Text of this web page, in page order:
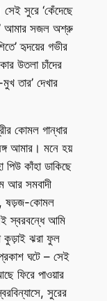
সেই সুরে ‘কেঁদেছে
আমার সজল অশ্রু
হৃদয়ের গভীর
উতলা চাঁদের
তার’ দেখার
কোমল গান্ধার
আমার। মনে হয়
কাঁহা ডাকিছে
আর সমবাদী
ষড়জ-কোমল
স্বরবন্ধে আমি
কুড়াই ঝরা ফুল
ঘটে – সেই
ফিরে পাওয়ার
সুরের